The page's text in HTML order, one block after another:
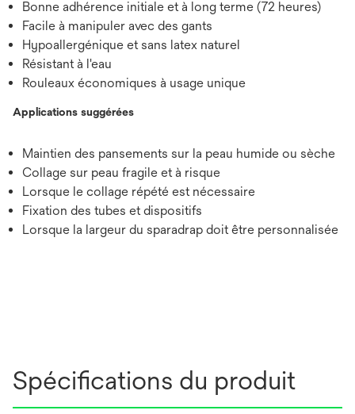
Bonne adhérence initiale et à long terme (72 heures)
Facile à manipuler avec des gants
Hypoallergénique et sans latex naturel
Résistant à l'eau
Rouleaux économiques à usage unique
Applications suggérées
Maintien des pansements sur la peau humide ou sèche
Collage sur peau fragile et à risque
Lorsque le collage répété est nécessaire
Fixation des tubes et dispositifs
Lorsque la largeur du sparadrap doit être personnalisée
Spécifications du produit